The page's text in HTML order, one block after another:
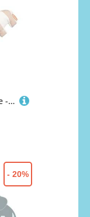
Done by Deer Activity-Spirale - Deer Friends - Powder - Babyspielzeug ab 0 Monaten – mit Rassel, Knister, Spiegel & Beißringen – für Kinderwagen, Bett & Autositz – Rosa & Gold
- 20%